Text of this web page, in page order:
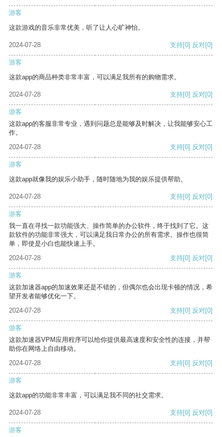
游客
这款游戏的音乐非常优美，听了让人心旷神怡。
2024-07-28 支持[0] 反对[0]
游客
这款app的商品种类非常丰富，可以满足我所有的购物需求。
2024-07-28 支持[0] 反对[0]
游客
这款app的客服非常专业，遇到问题总是能够及时解决，让我能够安心工
作。
2024-07-28
支持[0] 反对[0]
游客
这款app就像我的娱乐小助手，随时随地为我的娱乐提供帮助。
2024-07-28 支持[0] 反对[0]
游客
我一直在寻找一款功能强大、操作简单的办公软件，终于找到了它。这
款软件的功能非常强大，可以满足我日常办公的所有需求。操作也很简
单，即使是小白也能快速上手。
2024-07-28
支持[0] 反对[0]
游客
这款加速器app的加速效果还是不错的，但偶尔也会出现卡顿的情况，希
望开发者能够优化一下。
2024-07-28
支持[0] 反对[0]
游客
这款加速器VPM应用程序可以给你提供最高速度和安全性的连接，并帮
助你在网络上自由移动。
2024-07-28
支持[0] 反对[0]
游客
这款app的功能非常丰富，可以满足我不同的社交需求。
2024-07-28 支持[0] 反对[0]
游客